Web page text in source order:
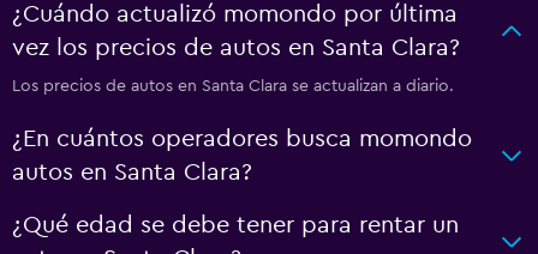
¿Cuándo actualizó momondo por última
vez los precios de autos en Santa Clara?
Los precios de autos en Santa Clara se actualizan a diario.
¿En cuántos operadores busca momondo
autos en Santa Clara?
¿Qué edad se debe tener para rentar un